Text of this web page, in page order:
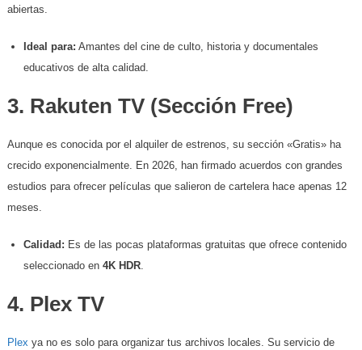
abiertas.
Ideal para: Amantes del cine de culto, historia y documentales
educativos de alta calidad.
​3. Rakuten TV (Sección Free)
​Aunque es conocida por el alquiler de estrenos, su sección «Gratis» ha
crecido exponencialmente. En 2026, han firmado acuerdos con grandes
estudios para ofrecer películas que salieron de cartelera hace apenas 12
meses.
Calidad: Es de las pocas plataformas gratuitas que ofrece contenido
seleccionado en 4K HDR.
​4. Plex TV
Plex ya no es solo para organizar tus archivos locales. Su servicio de